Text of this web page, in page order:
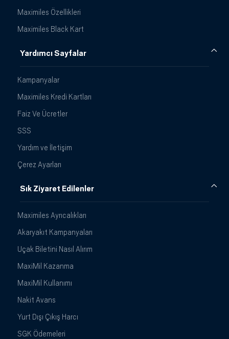
Maximiles Özellikleri
Maximiles Black Kart
Yardımcı Sayfalar
Kampanyalar
Maximiles Kredi Kartları
Faiz Ve Ücretler
SSS
Yardım ve İletişim
Çerez Ayarları
Sık Ziyaret Edilenler
Maximiles Ayrıcalıkları
Akaryakıt Kampanyaları
Uçak Biletini Nasıl Alırım
MaxiMil Kazanma
MaxiMil Kullanımı
Nakit Avans
Yurt Dışı Çıkış Harcı
SGK Ödemeleri